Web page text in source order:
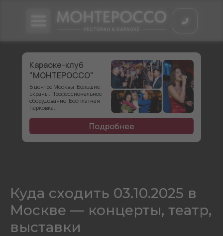
Караоке-клуб
"МОНТЕРОССО"
Подробнее
В центре Москвы. Большие
экраны. Профессиональное
оборудование. Бесплатная
парковка.
Куда сходить 03.10.2025 в
Москве — концерты, театр,
выставки